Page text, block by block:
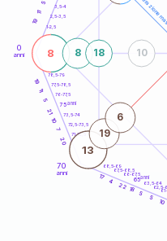
0
anni
70
anni
1-2,5
2,5-3,5
3,5-4
62,5-
63,5-64
66-67,5
67,5-68,5
68,5-69
71-72,5
72,5-73,5
73,5-74
76-77,5
77,5-78,5
78,5-79
19
11
5
10
5
5
18
22
4
17
20
7
10
21
5
11
19
8
13
8 18 10
19
6
65anni
75anni